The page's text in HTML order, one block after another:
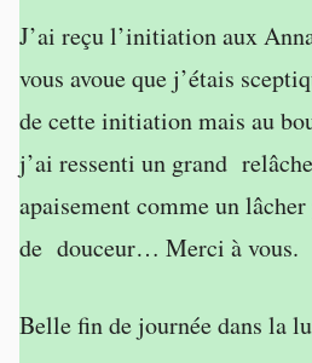
J’ai reçu l’initiation aux
vous avoue que j’étais
de cette initiation mais au
j’ai ressenti un grand
apaisement comme un
de douceur… Merci à vous.
Belle fin de journée dans la